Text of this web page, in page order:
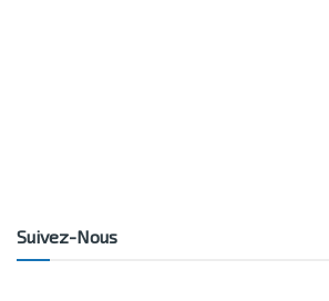
Suivez-Nous